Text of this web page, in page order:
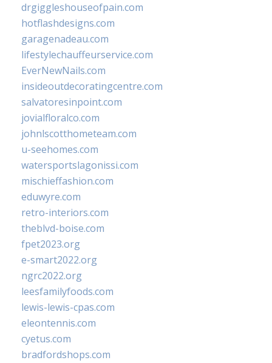
drgiggleshouseofpain.com
hotflashdesigns.com
garagenadeau.com
lifestylechauffeurservice.com
EverNewNails.com
insideoutdecoratingcentre.com
salvatoresinpoint.com
jovialfloralco.com
johnlscotthometeam.com
u-seehomes.com
watersportslagonissi.com
mischieffashion.com
eduwyre.com
retro-interiors.com
theblvd-boise.com
fpet2023.org
e-smart2022.org
ngrc2022.org
leesfamilyfoods.com
lewis-lewis-cpas.com
eleontennis.com
cyetus.com
bradfordshops.com